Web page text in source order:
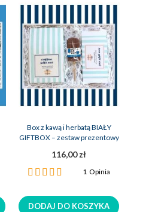
Box z kawą i herbatą BIAŁY
GIFTBOX – zestaw prezentowy
116,00 zł
Ocena:
1Opinia
DODAJ DO KOSZYKA